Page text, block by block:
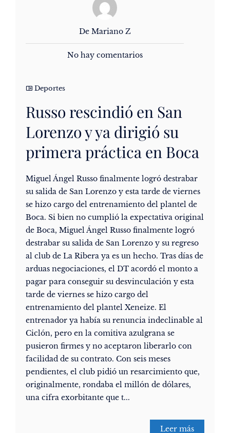
De Mariano Z
No hay comentarios
Deportes
Russo rescindió en San
Lorenzo y ya dirigió su
primera práctica en Boca
Miguel Ángel Russo finalmente logró destrabar
su salida de San Lorenzo y esta tarde de viernes
se hizo cargo del entrenamiento del plantel de
Boca. Si bien no cumplió la expectativa original
de Boca, Miguel Ángel Russo finalmente logró
destrabar su salida de San Lorenzo y su regreso
al club de La Ribera ya es un hecho. Tras días de
arduas negociaciones, el DT acordó el monto a
pagar para conseguir su desvinculación y esta
tarde de viernes se hizo cargo del
entrenamiento del plantel Xeneize. El
entrenador ya había su renuncia indeclinable al
Ciclón, pero en la comitiva azulgrana se
pusieron firmes y no aceptaron liberarlo con
facilidad de su contrato. Con seis meses
pendientes, el club pidió un resarcimiento que,
originalmente, rondaba el millón de dólares,
una cifra exorbitante que t...
Leer más